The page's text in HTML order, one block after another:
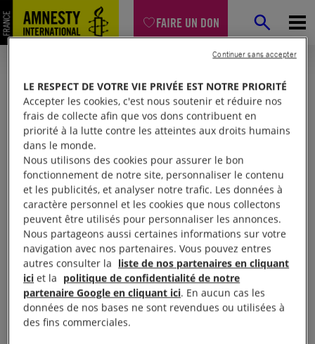
FAIRE UN DON
Mon espace
Connexion
Votre adresse email (obligatoire)
LE RESPECT DE VOTRE VIE PRIVÉE EST NOTRE PRIORITÉ
Accepter les cookies, c'est nous soutenir et réduire nos
frais de collecte afin que vos dons contribuent en
priorité à la lutte contre les atteintes aux droits humains
dans le monde.
Nous utilisons des cookies pour assurer le bon
fonctionnement de notre site, personnaliser le contenu
et les publicités, et analyser notre trafic. Les données à
caractère personnel et les cookies que nous collectons
peuvent être utilisés pour personnaliser les annonces.
Nous partageons aussi certaines informations sur votre
navigation avec nos partenaires. Vous pouvez entres
autres consulter la liste de nos partenaires en cliquant
ici et la politique de confidentialité de notre
partenaire Google en cliquant ici. En aucun cas les
données de nos bases ne sont revendues ou utilisées à
des fins commerciales.
Continuer sans accepter